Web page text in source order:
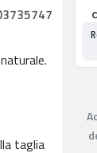
taglia